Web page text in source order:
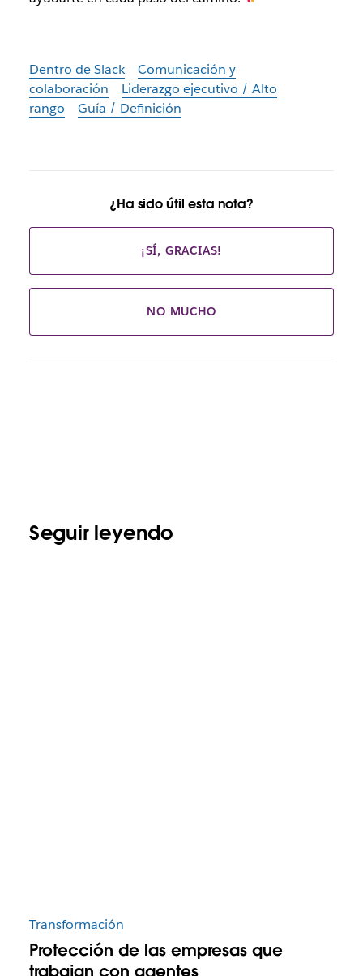
Dentro de Slack
Comunicación y
colaboración
Liderazgo ejecutivo / Alto
rango
Guía / Definición
¿Ha sido útil esta nota?
¡SÍ, GRACIAS!
NO MUCHO
Seguir leyendo
Transformación
Protección de las empresas que
trabajan con agentes